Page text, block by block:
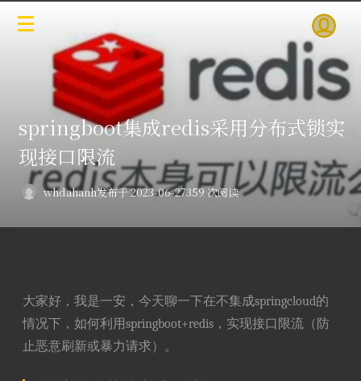
springboot集成redis采用分布式锁实
现接口限流
whdahanh发布于 2023-06-27359 次阅读
大家好，我是一安，今天聊一下在不集成springcloud的
情况下，如何利用springboot+redis，实现接口限流（防
止恶意刷新或暴力请求）。